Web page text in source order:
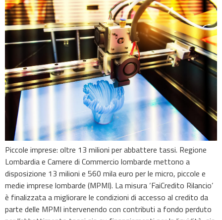
Piccole imprese: oltre 13 milioni per abbattere tassi. Regione
Lombardia e Camere di Commercio lombarde mettono a
disposizione 13 milioni e 560 mila euro per le micro, piccole e
medie imprese lombarde (MPMI). La misura ‘FaiCredito Rilancio’
è finalizzata a migliorare le condizioni di accesso al credito da
parte delle MPMI intervenendo con contributi a fondo perduto